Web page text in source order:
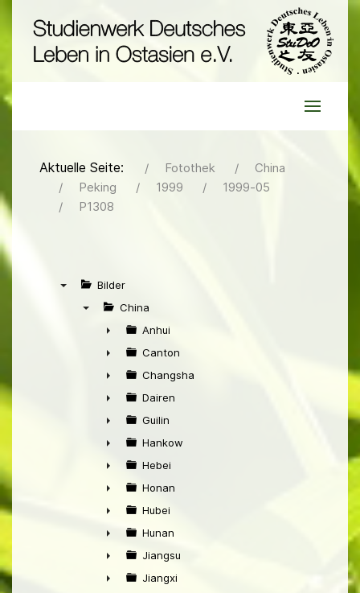
Aktuelle Seite: Fotothek
China
Peking
1999
1999-05
P1308
Bilder
China
►
Anhui
►
Canton
►
Changsha
►
Dairen
►
Guilin
►
Hankow
►
Hebei
►
Honan
►
Hubei
►
Hunan
►
Jiangsu
Jiangxi